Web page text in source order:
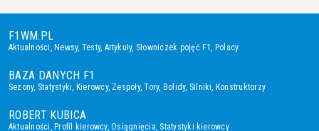
F1WM.PL
Aktualności,Newsy, Testy, Artykuły, Słowniczek pojęć F1, Polacy
BAZA DANYCH F1
Sezony, Statystyki, Kierowcy, Zespoły,Tory, Bolidy, Silniki, Konstruktorzy
ROBERT KUBICA
Aktualności,Profil kierowcy,Osiągnięcia, Statystyki kierowcy